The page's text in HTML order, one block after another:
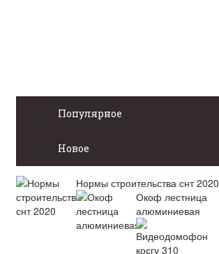
Популярное
Новое
Нормы строительства снт 2020
Окоф лестница
алюминиевая